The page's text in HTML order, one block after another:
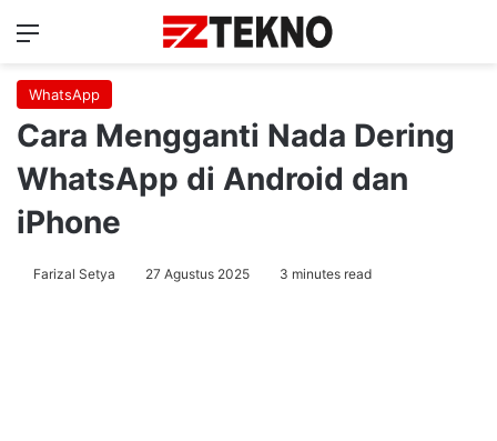
Menu
WhatsApp
Cara Mengganti Nada Dering
WhatsApp di Android dan
iPhone
Farizal Setya 27 Agustus 2025 3 minutes read